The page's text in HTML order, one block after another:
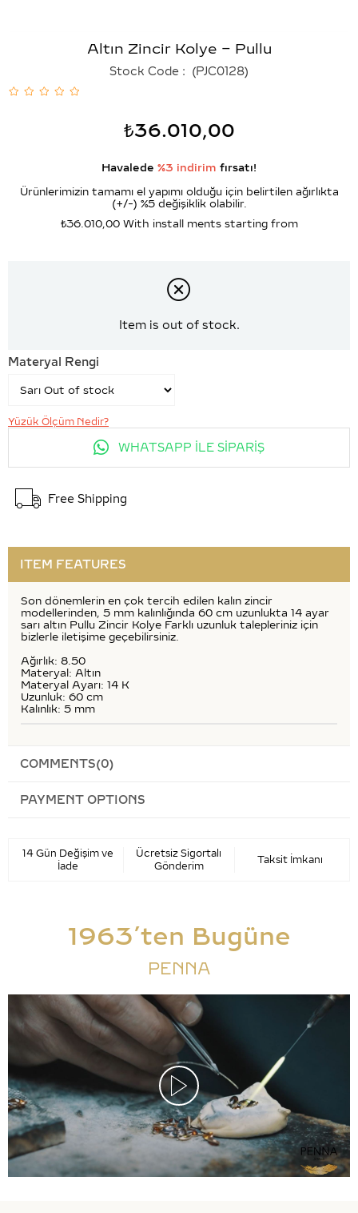
Altın Zincir Kolye – Pullu
Stock Code (PJC0128)
₺36.010,00
Havalede %3 indirim fırsatı!
Ürünlerimizin tamamı el yapımı olduğu için belirtilen ağırlıkta
(+/-) %5 değişiklik olabilir.
₺36.010,00 With install ments starting from
Item is out of stock.
Materyal Rengi
Yüzük Ölçüm Nedir?
WHATSAPP İLE SİPARİŞ
Free Shipping
ITEM FEATURES
Son dönemlerin en çok tercih edilen kalın zincir
modellerinden, 5 mm kalınlığında 60 cm uzunlukta 14 ayar
sarı altın Pullu Zincir Kolye Farklı uzunluk talepleriniz için
bizlerle iletişime geçebilirsiniz.
Ağırlık: 8.50
Materyal: Altın
Materyal Ayarı: 14 K
Uzunluk: 60 cm
Kalınlık: 5 mm
COMMENTS(0)
PAYMENT OPTIONS
14 Gün Değişim ve
İade
Ücretsiz Sigortalı
Gönderim
Taksit İmkanı
1963’ten Bugüne
PENNA